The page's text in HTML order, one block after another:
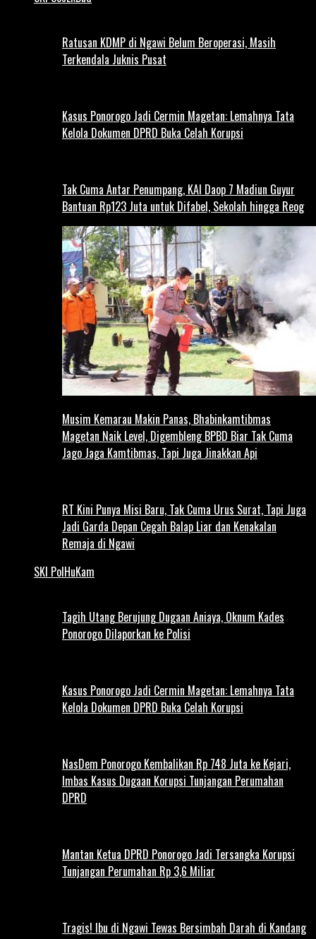
Ratusan KDMP di Ngawi Belum Beroperasi, Masih
Terkendala Juknis Pusat
Kasus Ponorogo Jadi Cermin Magetan: Lemahnya Tata
Kelola Dokumen DPRD Buka Celah Korupsi
Tak Cuma Antar Penumpang, KAI Daop 7 Madiun Guyur
Bantuan Rp123 Juta untuk Difabel, Sekolah hingga Reog
Musim Kemarau Makin Panas, Bhabinkamtibmas
Magetan Naik Level, Digembleng BPBD Biar Tak Cuma
Jago Jaga Kamtibmas, Tapi Juga Jinakkan Api
RT Kini Punya Misi Baru, Tak Cuma Urus Surat, Tapi Juga
Jadi Garda Depan Cegah Balap Liar dan Kenakalan
Remaja di Ngawi
SKI PolHuKam
Tagih Utang Berujung Dugaan Aniaya, Oknum Kades
Ponorogo Dilaporkan ke Polisi
Kasus Ponorogo Jadi Cermin Magetan: Lemahnya Tata
Kelola Dokumen DPRD Buka Celah Korupsi
NasDem Ponorogo Kembalikan Rp 748 Juta ke Kejari,
Imbas Kasus Dugaan Korupsi Tunjangan Perumahan
DPRD
Mantan Ketua DPRD Ponorogo Jadi Tersangka Korupsi
Tunjangan Perumahan Rp 3,6 Miliar
Tragis! Ibu di Ngawi Tewas Bersimbah Darah di Kandang